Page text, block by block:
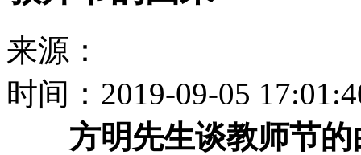
来源：
时间： 2019-09-05
方明先生谈教师节的